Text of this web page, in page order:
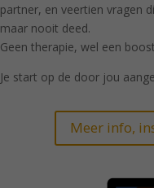
partner, en veertien vragen
maar nooit deed.
Geen therapie, wel een
Je start op de door jou
Meer info,